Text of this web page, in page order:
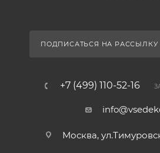
ПОДПИСАТЬСЯ НА РАССЫЛКУ
+7 (499) 110-52-16
Москва,